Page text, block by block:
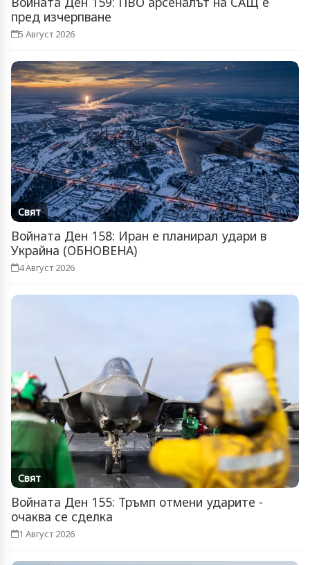
пред изчерпване
5 Август 2026
Свят
Войната Ден 158: Иран е планирал удари в
Украйна (ОБНОВЕНА)
4 Август 2026
Свят
Войната Ден 155: Тръмп отмени ударите -
очаква се сделка
1 Август 2026